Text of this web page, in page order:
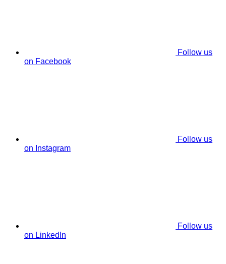
Follow us
on Facebook
Follow us
on Instagram
Follow us
on LinkedIn